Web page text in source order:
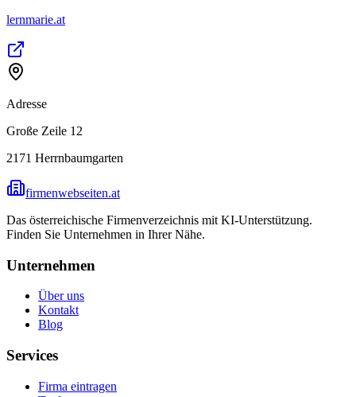
lernmarie.at
Adresse
Große Zeile 12
2171 Herrnbaumgarten
firmenwebseiten.at
Das österreichische Firmenverzeichnis mit KI-Unterstützung.
Finden Sie Unternehmen in Ihrer Nähe.
Unternehmen
Über uns
Kontakt
Blog
Services
Firma eintragen